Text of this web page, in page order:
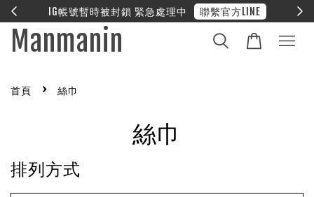
IG帳號暫時被封鎖 緊急處理中 聯繫官方LINE
Manmanin
首頁 › 絲巾
絲巾
排列方式